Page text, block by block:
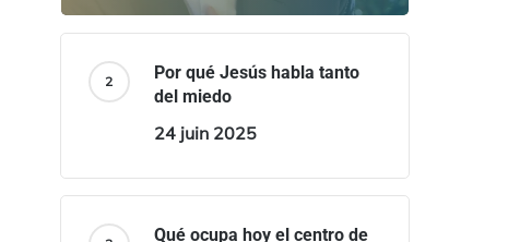
Por qué Jesús habla tanto
del miedo
24 juin 2025
Qué ocupa hoy el centro de